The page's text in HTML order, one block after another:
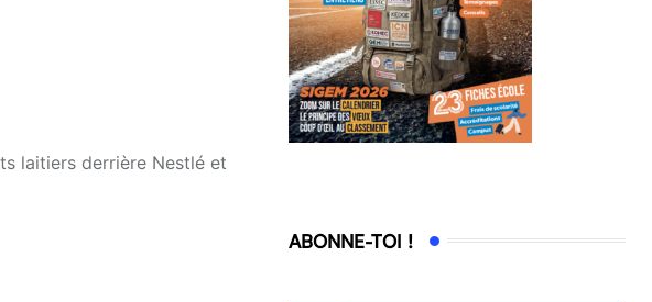
laitiers derrière Nestlé et
ABONNE-TOI !